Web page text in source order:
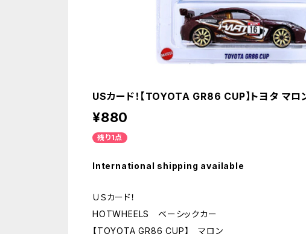
USカード！【TOYOTA GR86 CUP】トヨタ マロ
¥880
残り1点
International shipping available
ＵＳカード！
HOTWHEELS ベーシックカー
【TOYOTA GR86 CUP】 マロン